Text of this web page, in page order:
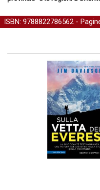
ISBN: 9788822786562 -